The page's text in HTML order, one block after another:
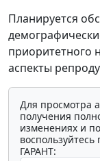
Планируется
приоритетного
аспекты
Для просмотра
получения
изменениях и
ГАРАНТ: